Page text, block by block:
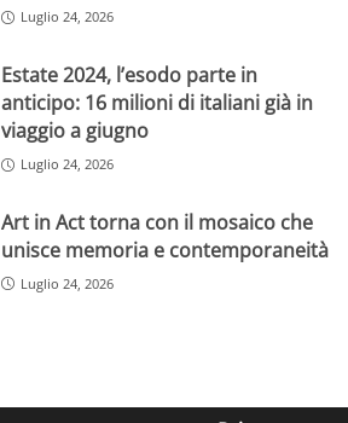
Luglio 24, 2026
Estate 2024, l’esodo parte in
anticipo: 16 milioni di italiani già in
viaggio a giugno
Luglio 24, 2026
Art in Act torna con il mosaico che
unisce memoria e contemporaneità
Luglio 24, 2026